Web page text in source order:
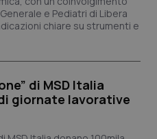
e Pediatri di Libera
chiare su strumenti e
di MSD Italia
giornate lavorative